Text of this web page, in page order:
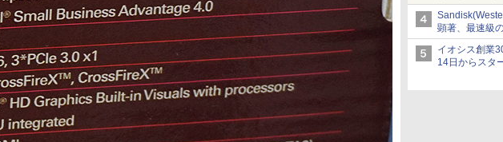
【石田賀津男
顕著、最速級
割れ [8月前
イオシス創業
14日からスタ